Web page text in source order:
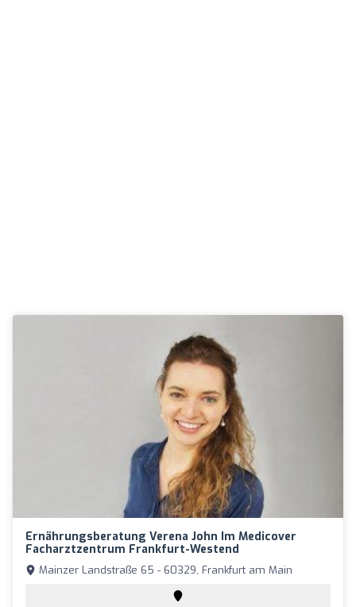
Ernährungsberatung Verena John Im Medicover
Facharztzentrum Frankfurt-Westend
Mainzer Landstraße 65 - 60329, Frankfurt am Main